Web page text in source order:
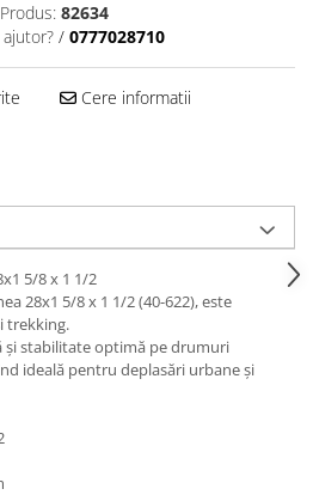
82634
/ 0777028710
Cere informatii
5/8 x 1 1/2
28x1 5/8 x 1 1/2 (40-622), este
trekking.
și stabilitate optimă pe drumuri
ideală pentru deplasări urbane și